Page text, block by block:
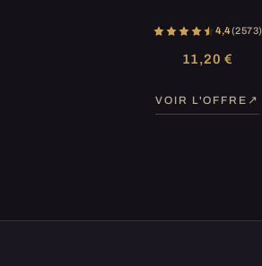
4,4(2 573)
11,20 €
VOIR L'OFFRE